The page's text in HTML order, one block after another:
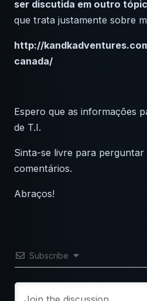
ser discutida em outro
que trata justamente sobre
http://
canada/
Espero que as informações
de T.I.
Sinta-se livre para
comentários.
Abraços!
Subscribe